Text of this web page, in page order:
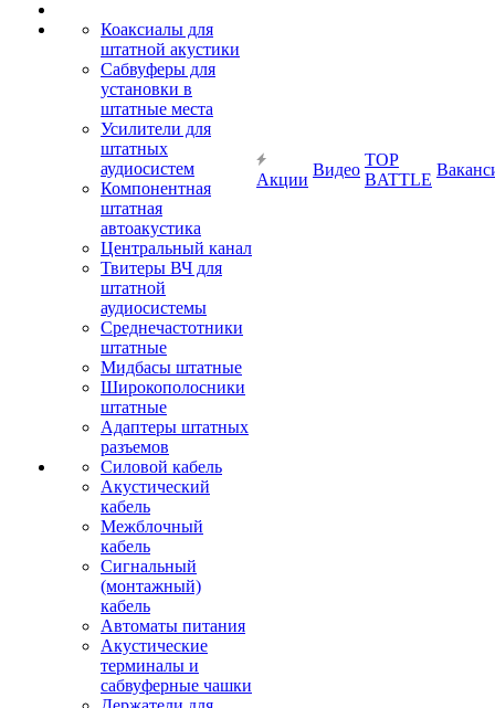
Коаксиалы для
штатной акустики
Сабвуферы для
установки в
штатные места
Усилители для
штатных
аудиосистем
Компонентная
штатная
автоакустика
Центральный канал
Твитеры ВЧ для
штатной
аудиосистемы
Среднечастотники
штатные
Мидбасы штатные
Широкополосники
штатные
Адаптеры штатных
разъемов
Силовой кабель
Акустический
кабель
Межблочный
кабель
Сигнальный
(монтажный)
кабель
Автоматы питания
Акустические
терминалы и
сабвуферные чашки
Акции
Видео
TOP
BATTLE